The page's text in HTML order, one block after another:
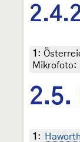
1 :
Mikrofoto:
2.5.
1 :